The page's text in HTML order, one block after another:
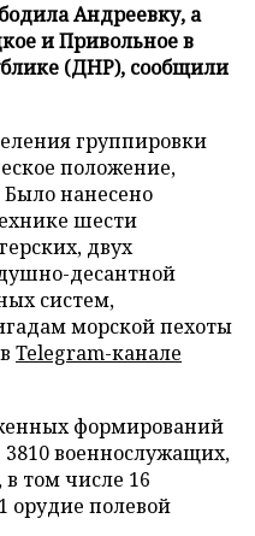
Андреевку, а
и Привольное в
(ДНР), сообщили
группировки
положение,
нанесено
шести
двух
десантной
систем,
морской пехоты
Telegram-канале
формирований
военнослужащих,
том числе 16
орудие полевой